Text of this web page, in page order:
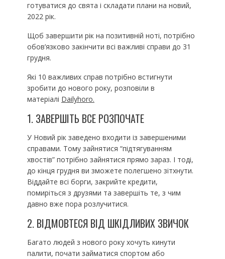
готуватися до свята і складати плани на новий,
2022 рік.
Щоб завершити рік на позитивній ноті, потрібно
обов’язково закінчити всі важливі справи до 31
грудня.
Які 10 важливих справ потрібно встигнути
зробити до нового року, розповіли в
матеріалі Dailyhoro.
1. ЗАВЕРШІТЬ ВСЕ РОЗПОЧАТЕ
У Новий рік заведено входити із завершеними
справами. Тому зайнятися “підтягуванням
хвостів” потрібно зайнятися прямо зараз. І тоді,
до кінця грудня ви зможете полегшено зітхнути.
Віддайте всі борги, закрийте кредити,
помиріться з друзями та завершіть те, з чим
давно вже пора розлучитися.
2. ВІДМОВТЕСЯ ВІД ШКІДЛИВИХ ЗВИЧОК
Багато людей з нового року хочуть кинути
палити, почати займатися спортом або